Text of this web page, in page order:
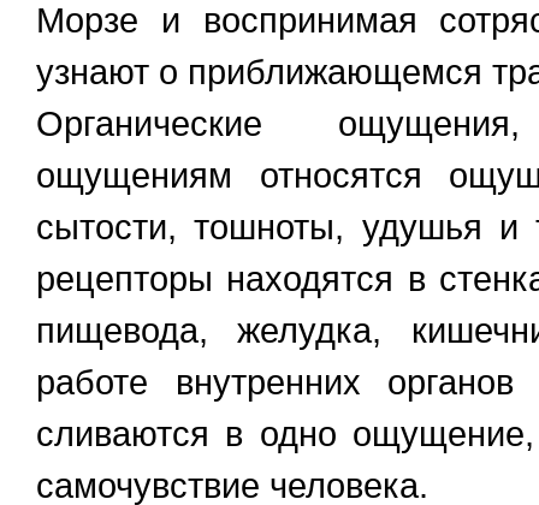
Морзе и воспринимая
узнают о приближающемся
Органические
ощущениям относятся
сытости, тошноты, удушья и
рецепторы находятся в
пищевода, желудка,
работе внутренних
сливаются в одно
самочувствие человека.